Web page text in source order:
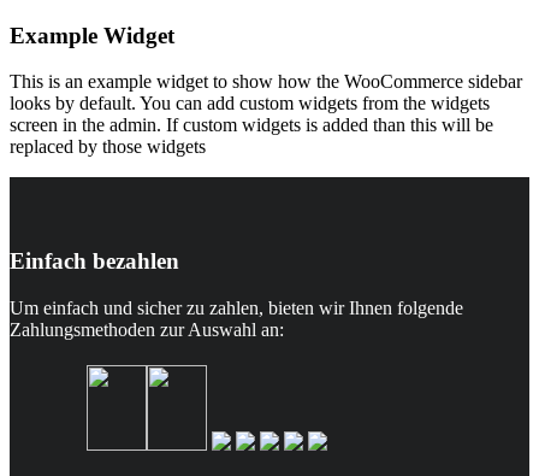
Example Widget
This is an example widget to show how the WooCommerce sidebar
looks by default. You can add custom widgets from the widgets
screen in the admin. If custom widgets is added than this will be
replaced by those widgets
Einfach bezahlen
Um einfach und sicher zu zahlen, bieten wir Ihnen folgende
Zahlungsmethoden zur Auswahl an: